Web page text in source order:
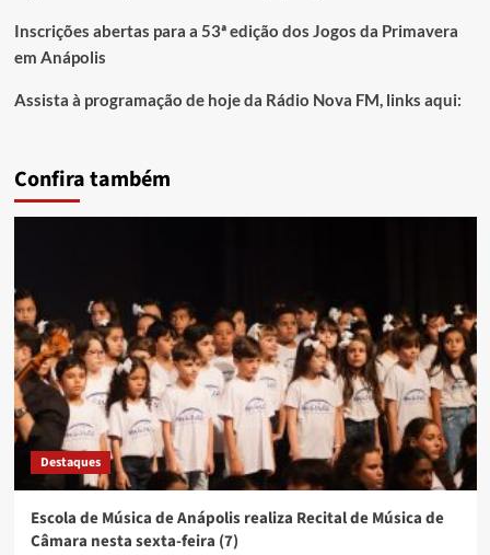
Inscrições abertas para a 53ª edição dos Jogos da Primavera
em Anápolis
Assista à programação de hoje da Rádio Nova FM, links aqui:
Confira também
Destaques
Escola de Música de Anápolis realiza Recital de Música de
Câmara nesta sexta-feira (7)